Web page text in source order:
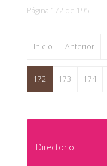
Página 172 de 195
Inicio Anterior
172 173 174
Directorio